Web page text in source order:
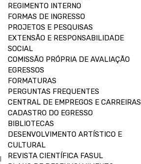
REGIMENTO INTERNO
FORMAS DE INGRESSO
PROJETOS E PESQUISAS
EXTENSÃO E RESPONSABILIDADE
SOCIAL
COMISSÃO PRÓPRIA DE AVALIAÇÃO
EGRESSOS
FORMATURAS
PERGUNTAS FREQUENTES
CENTRAL DE EMPREGOS E CARREIRAS
CADASTRO DO EGRESSO
BIBLIOTECAS
DESENVOLVIMENTO ARTÍSTICO E
CULTURAL
REVISTA CIENTÍFICA FASUL